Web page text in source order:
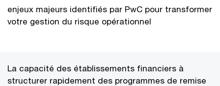
enjeux majeurs identifiés par PwC pour transformer
votre gestion du risque opérationnel
La capacité des établissements financiers à
structurer rapidement des programmes de remise